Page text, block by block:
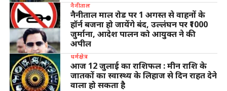
नैनीताल
नैनीताल माल रोड पर 1 अगस्त से वाहनों के
हॉर्न बजना हो जायेंगे बंद, उल्लंघन पर ₹1000
जुर्माना, आदेश पालन को आयुक्त ने की
अपील
धर्मक्षेत्र
आज 12 जुलाई का राशिफल : मीन राशि के
जातकों का स्वास्थ्य के लिहाज से दिन राहत देने
वाला हो सकता है